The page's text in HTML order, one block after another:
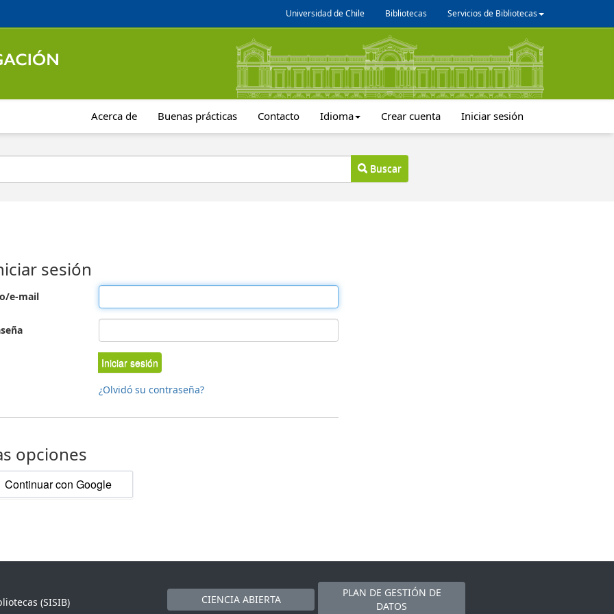
Universidad de Chile Bibliotecas Servicios de Bibliotecas
Acerca de Buenas prácticas Contacto Idioma Crear cuenta Iniciar sesión
Buscar
sesión
e-mail
Iniciar sesión
¿Olvidó su contraseña?
opciones
Continuar con Google
(SISIB)
CIENCIA ABIERTA
PLAN DE GESTIÓN DE
DATOS